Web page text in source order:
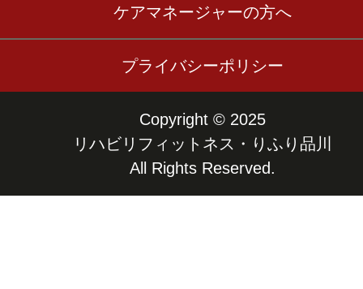
ケアマネージャーの方へ
プライバシーポリシー
Copyright © 2025
リハビリフィットネス・りふり品川
All Rights Reserved.